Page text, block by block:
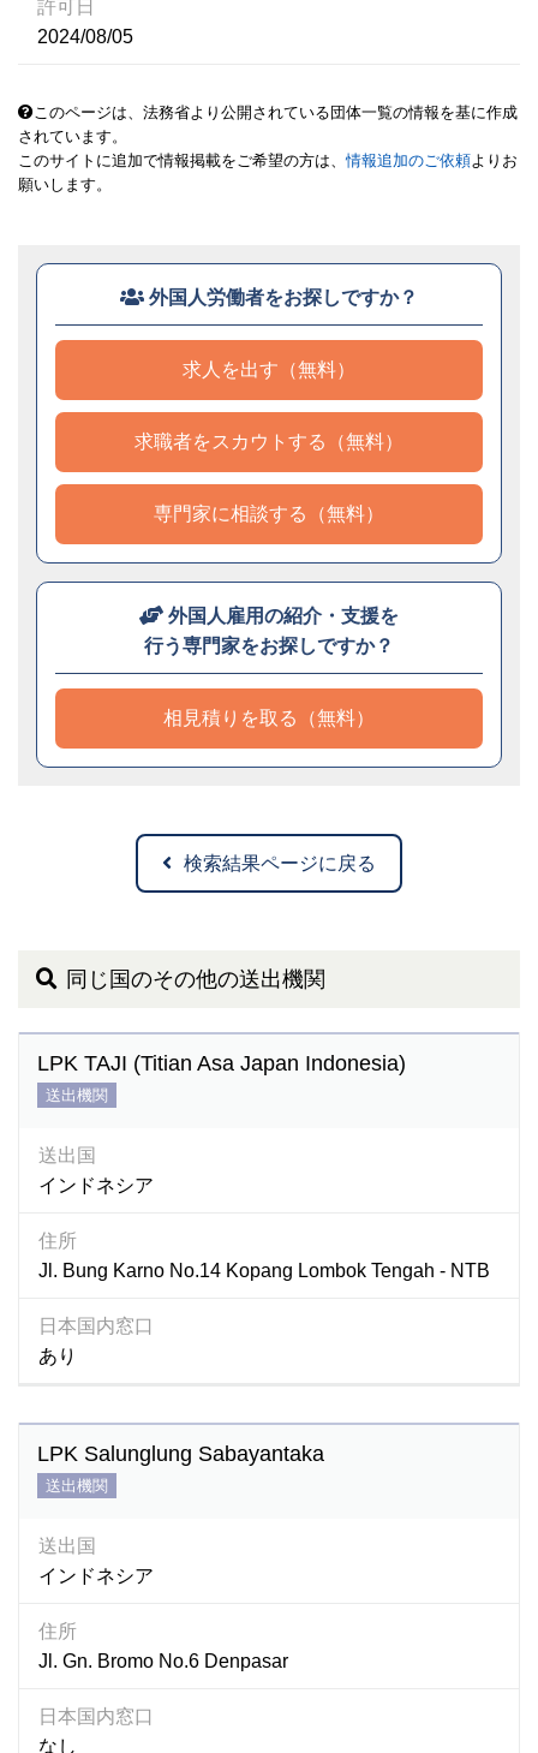
許可日
2024/08/05
このページは、法務省より公開されている団体一覧の情報を基に作成
されています。
このサイトに追加で情報掲載をご希望の方は、情報追加のご依頼よりお
願いします。
外国人労働者をお探しですか？
求人を出す（無料）
求職者をスカウトする（無料）
専門家に相談する（無料）
外国人雇用の紹介・支援を
行う専門家をお探しですか？
相見積りを取る（無料）
検索結果ページに戻る
同じ国のその他の送出機関
LPK TAJI (Titian Asa Japan Indonesia)
送出機関
送出国
インドネシア
住所
Jl. Bung Karno No.14 Kopang Lombok Tengah - NTB
日本国内窓口
あり
LPK Salunglung Sabayantaka
送出機関
送出国
インドネシア
住所
Jl. Gn. Bromo No.6 Denpasar
日本国内窓口
なし